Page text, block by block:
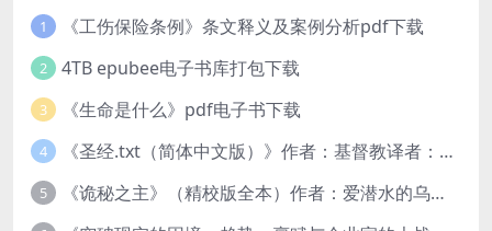
1 《工伤保险条例》条文释义及案例分析pdf下载
2 4TB epubee电子书库打包下载
3 《生命是什么》pdf电子书下载
4 《圣经.txt（简体中文版）》作者：基督教译者：中国基督教协会
5 《诡秘之主》（精校版全本）作者：爱潜水的乌贼txt